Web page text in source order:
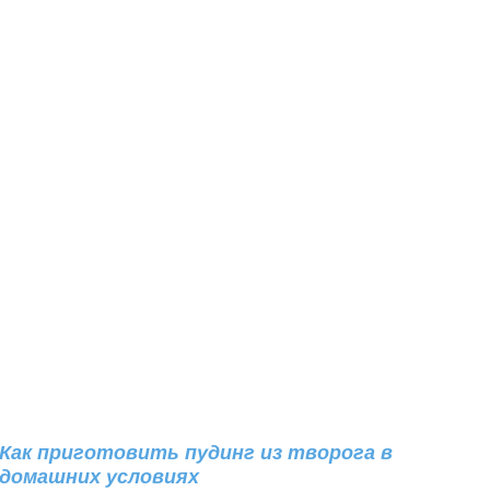
Как приготовить пудинг из творога в
домашних условиях